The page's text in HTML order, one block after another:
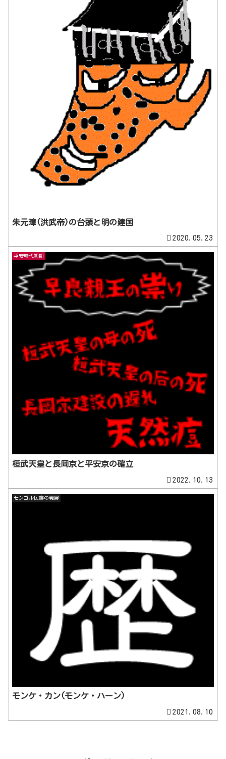
朱元璋(洪武帝)の台頭と明の建国
2020.05.23
平安時代初期
桓武天皇と長岡京と平安京の確立
2022.10.13
モンゴル民族の発展
モンケ・カン(モンケ・ハーン)
2021.08.10